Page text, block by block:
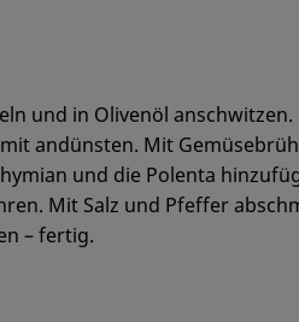
und in Olivenöl
andünsten. Mit
und die Polenta
Mit Salz und Pfeffer
– fertig.